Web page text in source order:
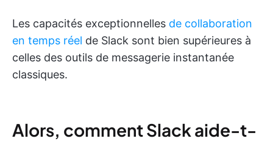
Les capacités exceptionnelles de collaboration
en temps réel de Slack sont bien supérieures à
celles des outils de messagerie instantanée
classiques.
Alors, comment Slack aide-t-